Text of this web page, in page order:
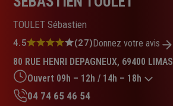
TOULET Sébastien
Note
4.5
sur
5
étoiles
4.5 (27)Donnez votre avis
80 RUE HENRI DEPAGNEUX, 69400 LIMAS
Ouvert 09h – 12h / 14h – 18h
04 74 65 46 54